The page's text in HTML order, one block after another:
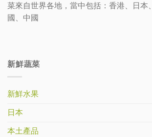
菜來自世界各地，當中包括：香港、日本
國、中國
新鮮蔬菜
新鮮水果
日本
本土產品